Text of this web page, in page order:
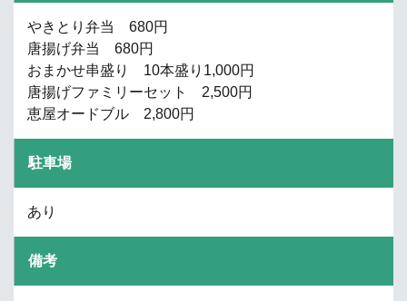
やきとり弁当 680円
唐揚げ弁当 680円
おまかせ串盛り 10本盛り1,000円
唐揚げファミリーセット 2,500円
恵屋オードブル 2,800円
駐車場
あり
備考